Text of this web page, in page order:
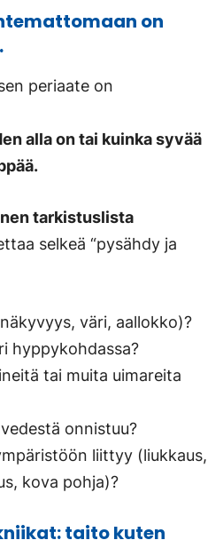
on
periaate on
alla on tai kuinka syvää
tarkistuslista
selkeä “pysähdy ja
väri, aallokko)?
hyppykohdassa?
tai muita uimareita
onnistuu?
liittyy (liukkaus,
kova pohja)?
taito kuten